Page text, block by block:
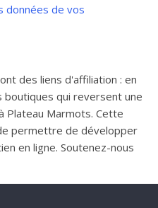
données de vos
des liens d'affiliation : en
boutiques qui reversent une
Plateau Marmots. Cette
permettre de développer
en ligne. Soutenez-nous